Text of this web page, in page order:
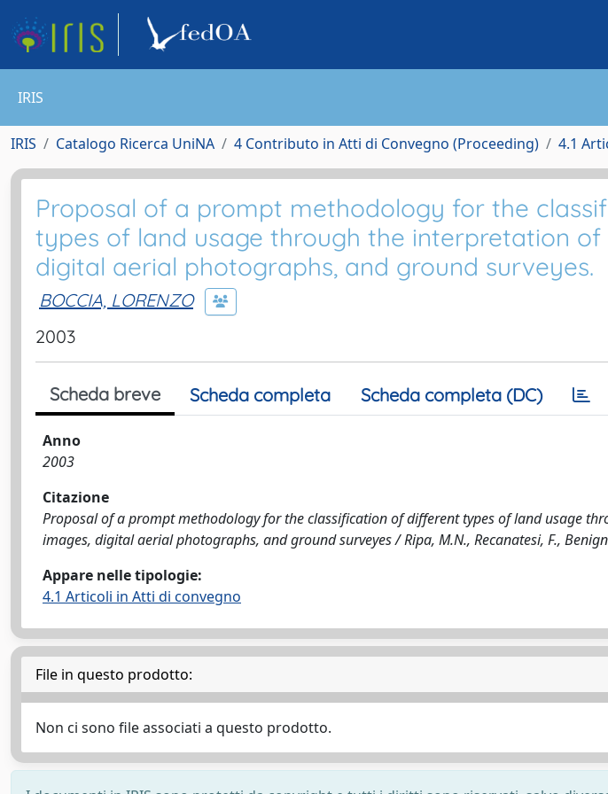
IRIS
IRIS Catalogo Ricerca UniNA 4 Contributo in Atti di Convegno (Proceeding) 4.1
Proposal of a prompt methodology for the
types of land usage through the interpretation of
digital aerial photographs, and ground surveyes.
BOCCIA, LORENZO
2003
Scheda breve Scheda completa Scheda completa (DC)
Anno
2003
Citazione
Proposal of a prompt methodology for the classification of different types of land usage
images, digital aerial photographs, and ground surveyes / Ripa, M.N., Recanatesi, F.,
Appare nelle tipologie:
4.1 Articoli in Atti di convegno
File in questo prodotto:
Non ci sono file associati a questo prodotto.